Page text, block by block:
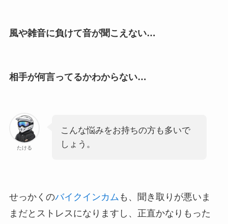
風や雑音に負けて音が聞こえない…
相手が何言ってるかわからない…
たける
こんな悩みをお持ちの方も多いで
しょう。
せっかくのバイクインカム も、聞き取りが悪いま
まだとストレスになりますし、正直かなりもった